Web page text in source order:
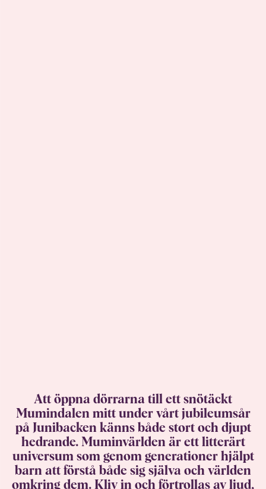
Att öppna dörrarna till ett snötäckt
Mumindalen mitt under vårt jubileumsår
på Junibacken känns både stort och djupt
hedrande. Muminvärlden är ett litterärt
universum som genom generationer hjälpt
barn att förstå både sig själva och världen
omkring dem. Kliv in och förtrollas av ljud,